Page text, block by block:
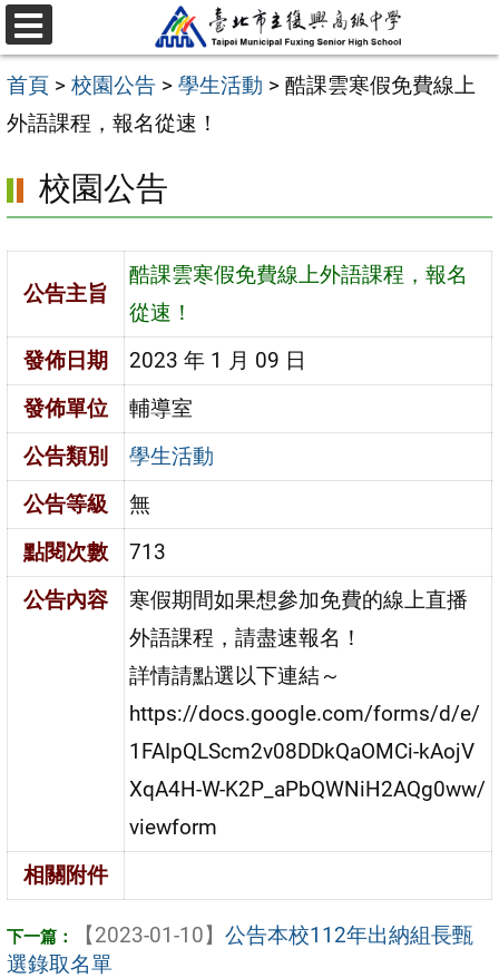
跳
至
主
要
容
區
選
單
首頁 > 校園公告 > 學生活動 > 酷課雲寒假免費線上
外語課程，報名從速！
校園公告
公告主旨
酷課雲寒假免費線上外語課程，報名
從速！
發佈日期
2023 年 1 月 09 日
發佈單位
輔導室
公告類別
學生活動
公告等級
無
點閱次數
713
公告內容
寒假期間如果想參加免費的線上直播
外語課程，請盡速報名！
詳情請點選以下連結～
https://docs.google.com/forms/d/e/
1FAIpQLScm2v08DDkQaOMCi-kAojV
XqA4H-W-K2P_aPbQWNiH2AQg0ww/
viewform
相關附件
【2023-01-10】 公告本校112年出納組長甄
選錄取名單